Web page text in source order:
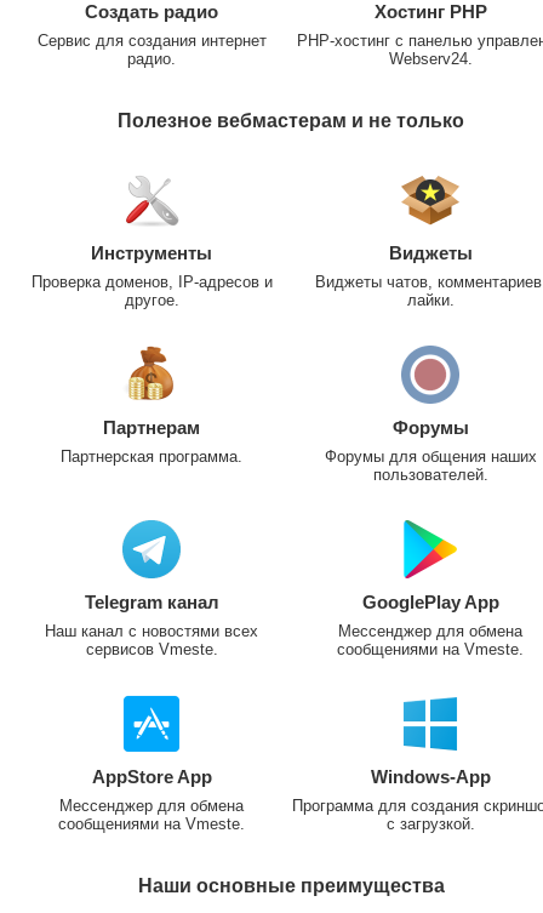
Создать радио
Сервис для создания интернет
радио.
Хостинг PHP
PHP-хостинг с панелью
Webserv24.
Полезное вебмастерам и не только
Инструменты
Проверка доменов, IP-адресов и
другое.
Виджеты
Виджеты чатов,
лайки.
Партнерам
Партнерская программа.
Форумы
Форумы для общения наших
пользователей.
Telegram канал
Наш канал с новостями всех
сервисов Vmeste.
GooglePlay App
Мессенджер для обмена
сообщениями на Vmeste.
AppStore App
Мессенджер для обмена
сообщениями на Vmeste.
Windows-App
Программа для создания
с загрузкой.
Наши основные преимущества